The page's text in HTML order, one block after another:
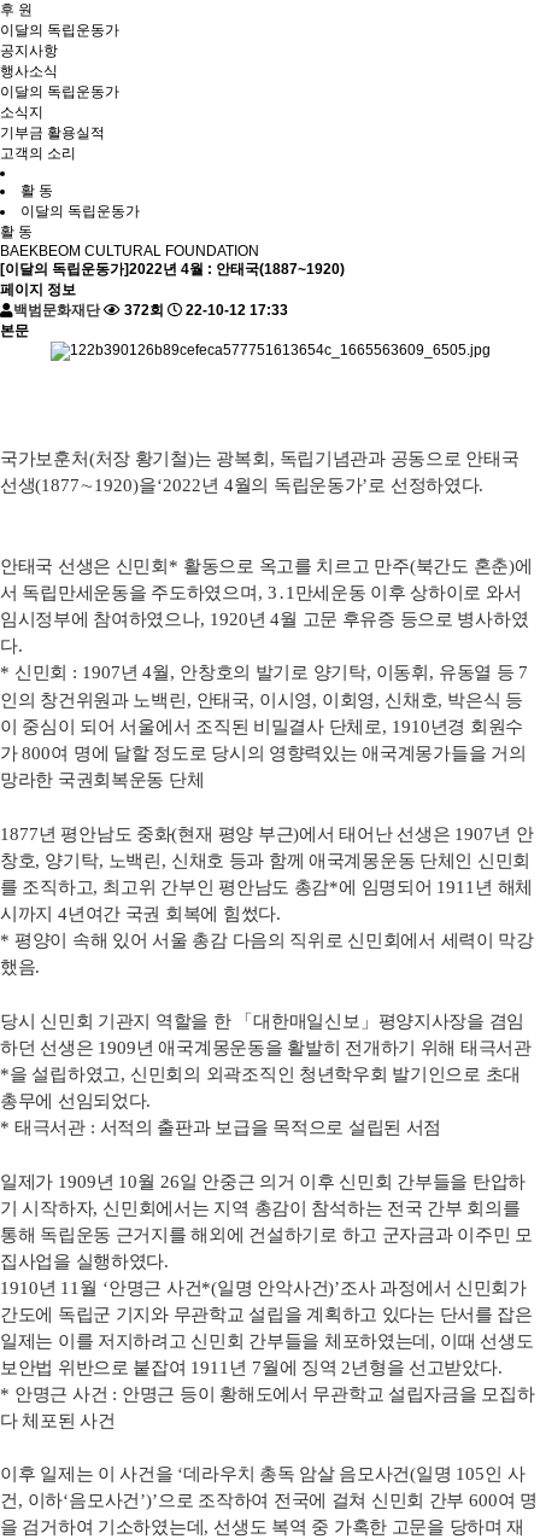
후 원
이달의 독립운동가
공지사항
행사소식
이달의 독립운동가
소식지
기부금 활용실적
고객의 소리
활 동
이달의 독립운동가
활 동
BAEKBEOM CULTURAL FOUNDATION
[이달의 독립운동가]2022년 4월 : 안태국(1887~1920)
페이지 정보
백범문화재단
372회
22-10-12 17:33
본문
국가보훈처(처장 황기철)는 광복회 , 독립기념관과 공동으로 안태국
선생(1877∼1920)을‘2022년 4월의 독립운동가’로 선정하였다.
안태국 선생은 신민회 * 활동으로 옥고를 치르고 만주(북간도 혼춘)에
서 독립만세운동을 주도하였으며 , 3 ․1 만세운동 이후 상하이로 와서
임시정부에 참여하였으나, 1920년4월 고문 후유증 등으로 병사하였
다.
* 신민회 : 1907년4월, 안창호의 발기로 양기탁, 이동휘 , 유동열 등 7
인의 창건위원과 노백린 , 안태국, 이시영, 이회영, 신채호, 박은식 등
이 중심이 되어 서울에서 조직된 비밀결사 단체로, 1910년경 회원수
가800여 명에 달할 정도로 당시의 영향력있는 애국계몽가들을 거의
망라한 국권회복운동 단체
1877년 평안남도 중화(현재 평양 부근)에서 태어난 선생은 1907년 안
창호, 양기탁, 노백린 , 신채호 등과 함께 애국계몽운동 단체인 신민회
를 조직하고, 최고위 간부인 평안남도 총감*에 임명되어 1911 년 해체
시까지 4년여간 국권 회복에 힘썼다.
* 평양이 속해 있어 서울 총감 다음의 직위로 신민회에서 세력이 막강
했음.
당시 신민회 기관지 역할을 한 「대한매일신보 」 평양지사장을 겸임
하던 선생은 1909년 애국계몽운동을 활발히 전개하기 위해 태극서관
*을 설립하였고, 신민회의 외곽조직인 청년학우회 발기인으로 초대
총무에 선임되었다.
* 태극서관 : 서적의 출판과 보급을 목적으로 설립된 서점
일제가 1909년 10월 26일 안중근 의거 이후 신민회 간부들을 탄압하
기 시작하자, 신민회에서는 지역 총감이 참석하는 전국 간부 회의를
통해 독립운동 근거지를 해외에 건설하기로 하고 군자금과 이주민 모
집사업을 실행하였다.
1910년 11 월 ‘안명근 사건*(일명 안악사건)’조사 과정에서 신민회가
간도에 독립군 기지와 무관학교 설립을 계획하고 있다는 단서를 잡은
일제는 이를 저지하려고 신민회 간부들을 체포하였는데 , 이때 선생도
보안법 위반으로 붙잡여 1911 년 7월에 징역 2년형을 선고받았다.
* 안명근 사건 : 안명근 등이 황해도에서 무관학교 설립자금을 모집하
다 체포된 사건
이후 일제는 이 사건을 ‘데라우치 총독 암살 음모사건(일명 105인 사
건 , 이하‘음모사건 ’)’으로 조작하여 전국에 걸쳐 신민회 간부 600여 명
을 검거하여 기소하였는데 , 선생도 복역 중 가혹한 고문을 당하며 재